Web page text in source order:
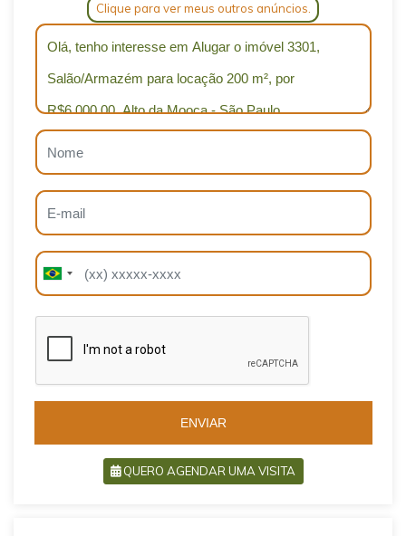
Clique para ver meus outros anúncios.
B
r
i
l
ENVIAR
QUERO AGENDAR UMA VISITA
Qual o melhor dia e horário pra você?
a